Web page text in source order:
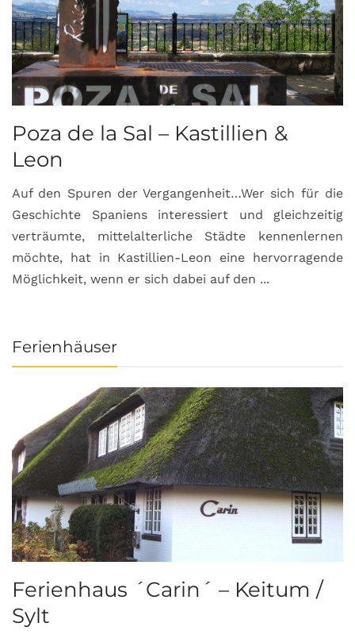
Poza de la Sal – Kastillien &
Leon
Auf den Spuren der Vergangenheit…Wer sich für die
Geschichte Spaniens interessiert und gleichzeitig
verträumte, mittelalterliche Städte kennenlernen
möchte, hat in Kastillien-Leon eine hervorragende
Möglichkeit, wenn er sich dabei auf den ...
Ferienhäuser
Ferienhaus ´Carin´ – Keitum /
Sylt